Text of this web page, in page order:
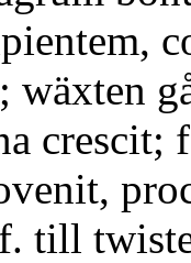
wäxten
crescit;
till